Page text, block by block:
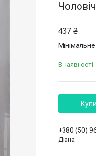
437 ₴
В наявності
+380 (50)
Діана